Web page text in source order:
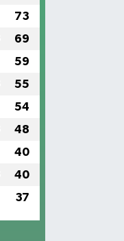
73
69
59
55
54
48
40
40
37